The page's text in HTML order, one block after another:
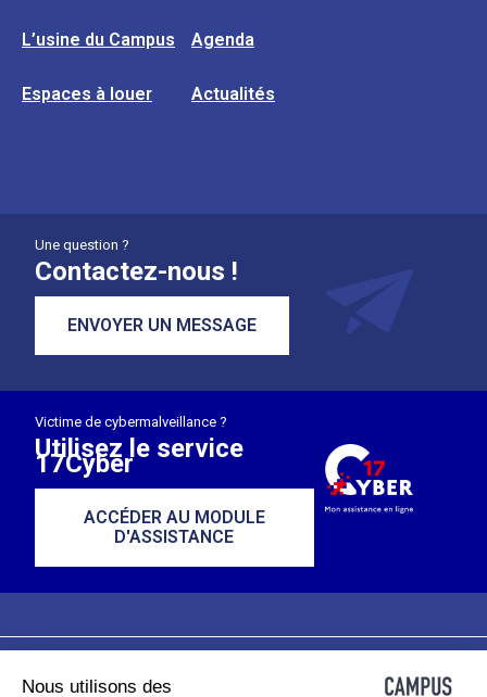
L’usine du Campus Agenda
Espaces à louer Actualités
Une question ?
Contactez-nous !
ENVOYER UN MESSAGE
Victime de cybermalveillance ?
Utilisez le service
17Cyber
ACCÉDER AU MODULE
D'ASSISTANCE
Nous utilisons des